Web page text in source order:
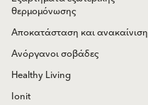
θερμομόνωσης
Αποκατάσταση και ανακαίνιση
Ανόργανοι σοβάδες
Healthy Living
Ionit